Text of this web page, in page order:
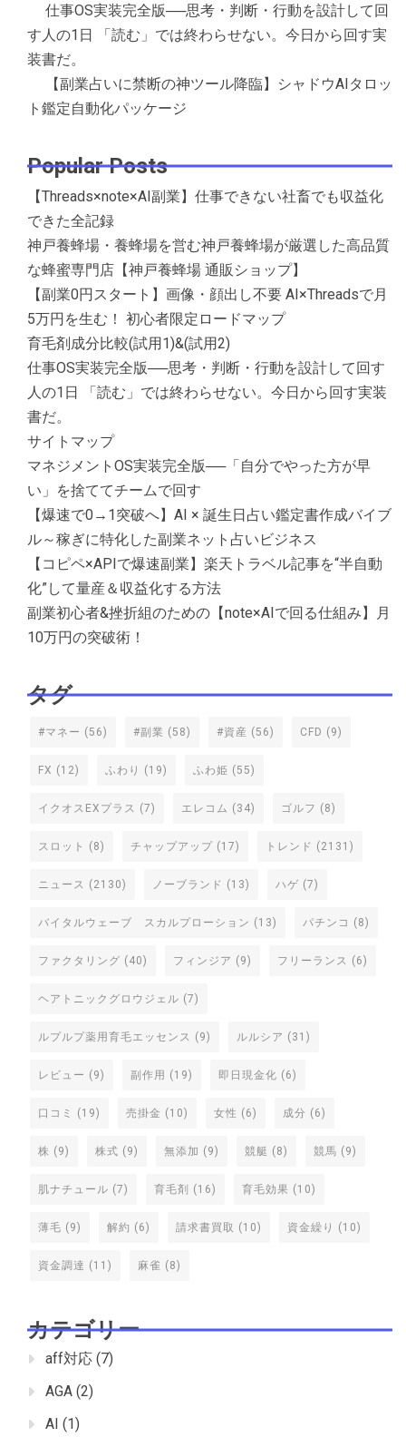
仕事OS実装完全版──思考・判断・行動を設計して回
す人の1日 「読む」では終わらせない。今日から回す実
装書だ。
【副業占いに禁断の神ツール降臨】シャドウAIタロッ
ト鑑定自動化パッケージ
Popular Posts
【Threads×note×AI副業】仕事できない社畜でも収益化
できた全記録
神戸養蜂場・養蜂場を営む神戸養蜂場が厳選した高品質
な蜂蜜専門店【神戸養蜂場 通販ショップ】
【副業0円スタート】画像・顔出し不要 AI×Threadsで月
5万円を生む！ 初心者限定ロードマップ
育毛剤成分比較(試用1)&(試用2)
仕事OS実装完全版──思考・判断・行動を設計して回す
人の1日 「読む」では終わらせない。今日から回す実装
書だ。
サイトマップ
マネジメントOS実装完全版──「自分でやった方が早
い」を捨ててチームで回す
【爆速で0→1突破へ】AI × 誕生日占い鑑定書作成バイブ
ル～稼ぎに特化した副業ネット占いビジネス
【コピペ×APIで爆速副業】楽天トラベル記事を“半自動
化”して量産＆収益化する方法
副業初心者&挫折組のための【note×AIで回る仕組み】月
10万円の突破術！
タグ
#マネー (56) #副業 (58) #資産 (56) CFD (9)
FX (12) ふわり (19) ふわ姫 (55)
イクオスEXプラス (7) エレコム (34) ゴルフ (8)
スロット (8) チャップアップ (17) トレンド (2131)
ニュース (2130) ノーブランド (13) ハゲ (7)
バイタルウェーブ スカルプローション (13) パチンコ (8)
ファクタリング (40) フィンジア (9) フリーランス (6)
ヘアトニックグロウジェル (7)
ルプルプ薬用育毛エッセンス (9) ルルシア (31)
レビュー (9) 副作用 (19) 即日現金化 (6)
口コミ (19) 売掛金 (10) 女性 (6) 成分 (6)
株 (9) 株式 (9) 無添加 (9) 競艇 (8) 競馬 (9)
肌ナチュール (7) 育毛剤 (16) 育毛効果 (10)
薄毛 (9) 解約 (6) 請求書買取 (10) 資金繰り (10)
資金調達 (11) 麻雀 (8)
カテゴリー
aff対応 (7)
AGA (2)
AI (1)